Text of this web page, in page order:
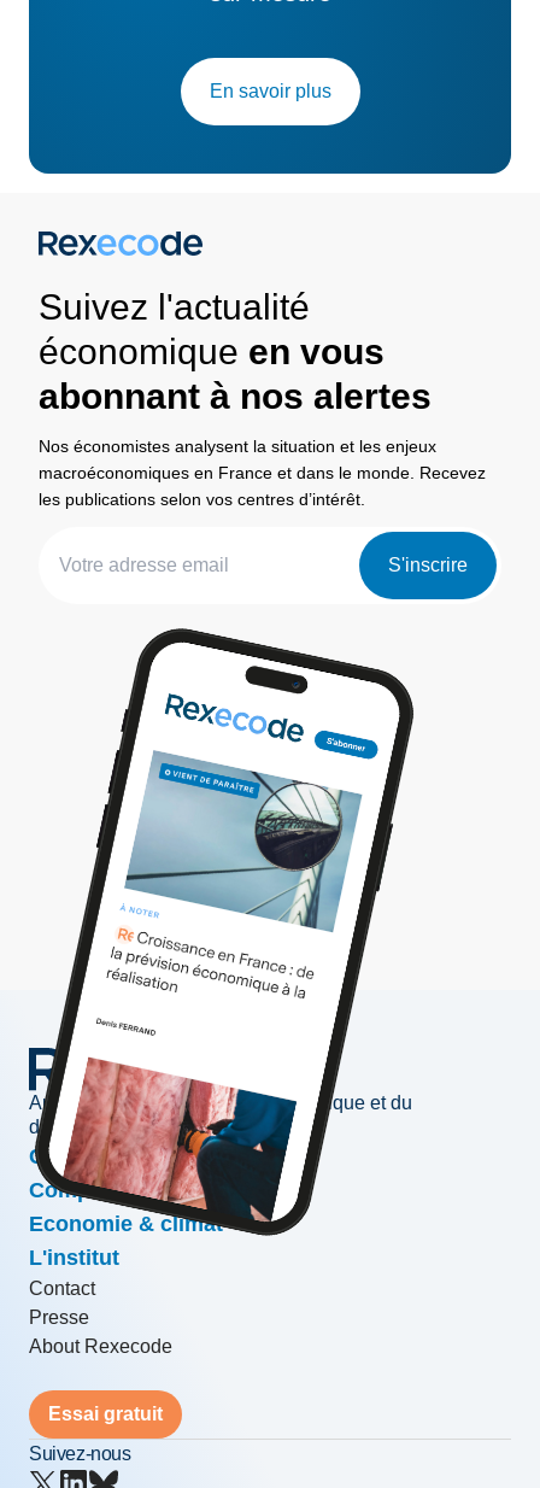
En savoir plus
Suivez l'actualité
économique en vous
abonnant à nos alertes
Nos économistes analysent la situation et les enjeux
macroéconomiques en France et dans le monde. Recevez
les publications selon vos centres d’intérêt.
S'inscrire
Au service de l'information économique et du
développement des entreprises
Conjoncture & prévisions
Compétitivité & croissance
Economie & climat
L'institut
Contact
Presse
About Rexecode
Essai gratuit
Suivez-nous